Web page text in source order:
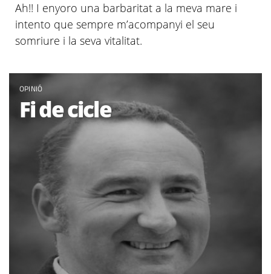
Ah!! I enyoro una barbaritat a la meva mare i
intento que sempre m’acompanyi el seu
somriure i la seva vitalitat.
OPINIÓ
Fi de cicle